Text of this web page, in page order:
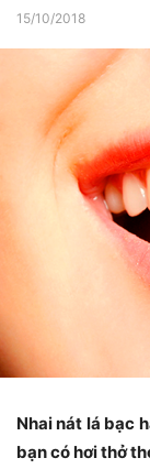
15/10/2018
Nhai nát lá bạc
bạn có hơi thở